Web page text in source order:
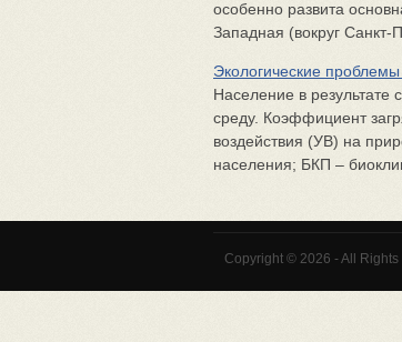
особенно развита
Западная (вокруг Санкт-
Экологические
Население в результате
среду. Коэффициент
воздействия (УВ) на
населения; БКП –
Copyright © 2026 - All